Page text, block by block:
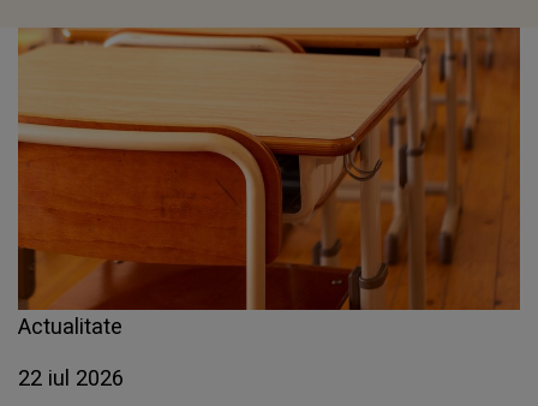
Actualitate
22 iul 2026